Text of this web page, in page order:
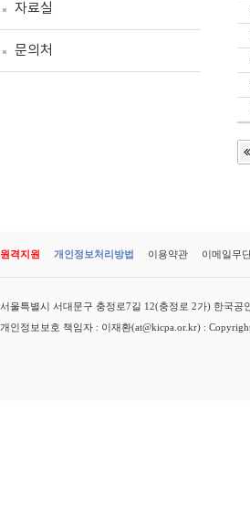
자료실
문의처
원격지원 개인정보처리방법 이용약관 이메일무
서울특별시 서대문구 충정로7길 12(충정로 2가) 한국
개인정보보호 책임자 : 이재환(at@kicpa.or.kr) :